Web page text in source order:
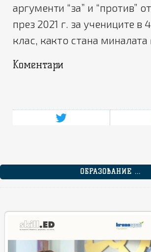
аргументи “за” и “против”
през 2021 г. за учениците в
клас, както стана миналата
Коментари
ОБРАЗОВАНИЕ ...